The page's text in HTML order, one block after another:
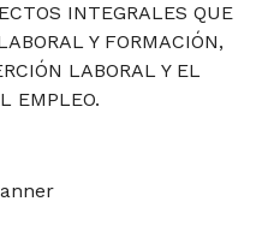
INTEGRALES QUE
Y FORMACIÓN,
LABORAL Y EL
EMPLEO.